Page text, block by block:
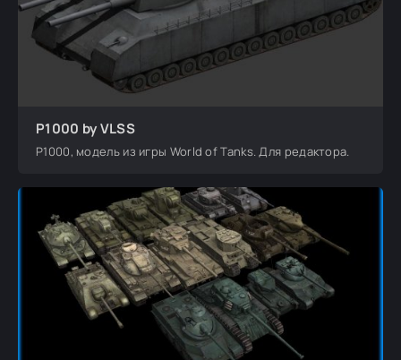
P1000 by VLSS
P1000, модель из игры World of Tanks. Для редактора.